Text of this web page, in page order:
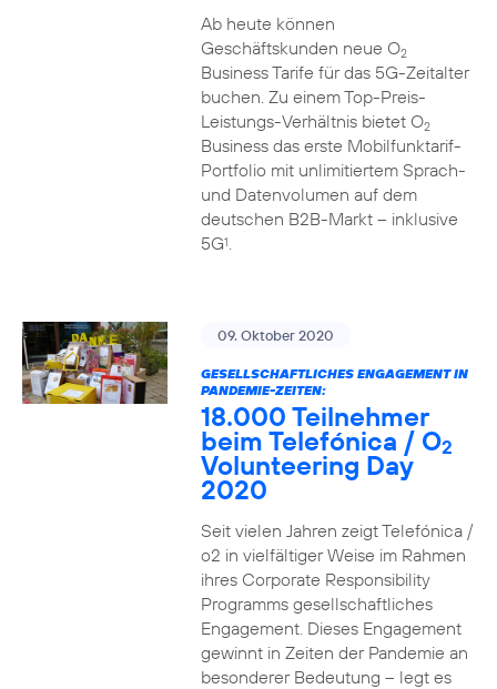
Ab heute können
Geschäftskunden neue O2
Business Tarife für das 5G-Zeitalter
buchen. Zu einem Top-Preis-
Leistungs-Verhältnis bietet O2
Business das erste Mobilfunktarif-
Portfolio mit unlimitiertem Sprach-
und Datenvolumen auf dem
deutschen B2B-Markt – inklusive
5G1.
09. Oktober 2020
GESELLSCHAFTLICHES ENGAGEMENT IN
PANDEMIE-ZEITEN:
18.000 Teilnehmer
beim Telefónica / O2
Volunteering Day
2020
Seit vielen Jahren zeigt Telefónica /
o2 in vielfältiger Weise im Rahmen
ihres Corporate Responsibility
Programms gesellschaftliches
Engagement. Dieses Engagement
gewinnt in Zeiten der Pandemie an
besonderer Bedeutung – legt es